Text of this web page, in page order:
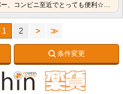
♪礼金０♪田奈駅徒歩3分♪スーパー、コンビニ至近でとっても便利☆駅前ですが周辺は緑の多いエリアです。･･･
1 2 > ≫
条件変更